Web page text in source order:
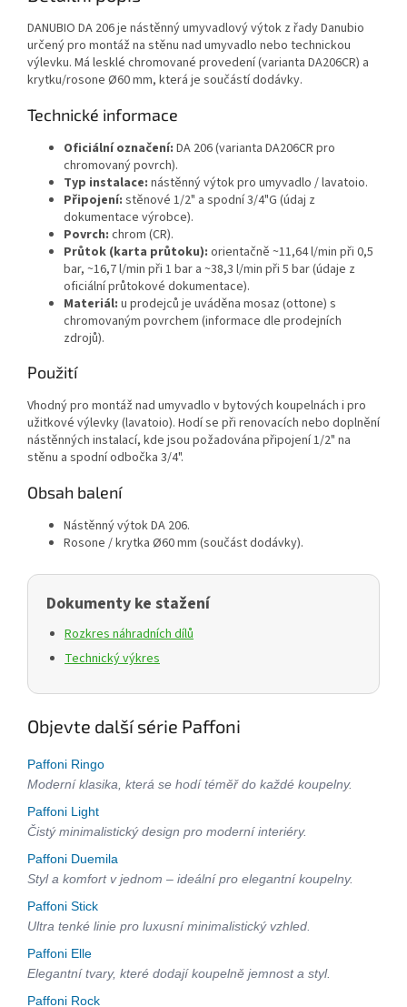
DANUBIO DA 206 je nástěnný umyvadlový výtok z řady Danubio
určený pro montáž na stěnu nad umyvadlo nebo technickou
výlevku. Má lesklé chromované provedení (varianta DA206CR) a
krytku/rosone Ø60 mm, která je součástí dodávky.
Technické informace
Oficiální označení: DA 206 (varianta DA206CR pro
chromovaný povrch).
Typ instalace: nástěnný výtok pro umyvadlo / lavatoio.
Připojení: stěnové 1/2" a spodní 3/4"G (údaj z
dokumentace výrobce).
Povrch: chrom (CR).
Průtok (karta průtoku): orientačně ~11,64 l/min při 0,5
bar, ~16,7 l/min při 1 bar a ~38,3 l/min při 5 bar (údaje z
oficiální průtokové dokumentace).
Materiál: u prodejců je uváděna mosaz (ottone) s
chromovaným povrchem (informace dle prodejních
zdrojů).
Použití
Vhodný pro montáž nad umyvadlo v bytových koupelnách i pro
užitkové výlevky (lavatoio). Hodí se při renovacích nebo doplnění
nástěnných instalací, kde jsou požadována připojení 1/2" na
stěnu a spodní odbočka 3/4".
Obsah balení
Nástěnný výtok DA 206.
Rosone / krytka Ø60 mm (součást dodávky).
Dokumenty ke stažení
Rozkres náhradních dílů
Technický výkres
Objevte další série Paffoni
Paffoni Ringo
Moderní klasika, která se hodí téměř do každé koupelny.
Paffoni Light
Čistý minimalistický design pro moderní interiéry.
Paffoni Duemila
Styl a komfort v jednom – ideální pro elegantní koupelny.
Paffoni Stick
Ultra tenké linie pro luxusní minimalistický vzhled.
Paffoni Elle
Elegantní tvary, které dodají koupelně jemnost a styl.
Paffoni Rock